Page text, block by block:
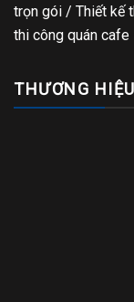
trọn gói / Thiết kế
thi công quán cafe
THƯƠNG